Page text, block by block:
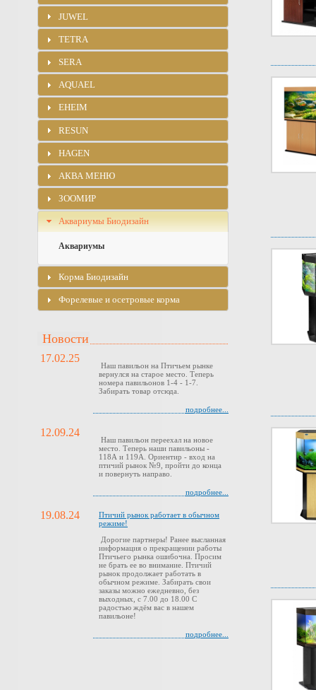
JUWEL
TETRA
SERA
AQUAEL
EHEIM
RESUN
HAGEN
АКВА МЕНЮ
ЗООМИР
Аквариумы Биодизайн
Аквариумы
Корма Биодизайн
Форелевые и осетровые корма
Новости
17.02.25
Наш павильон на Птичьем рынке
вернулся на старое место. Теперь
номера павильонов 1-4 - 1-7.
Забирать товар отсюда.
подробнее...
12.09.24
Наш павильон переехал на новое
место. Теперь наши павильоны -
118А и 119А. Ориентир - вход на
птичий рынок №9, пройти до конца
и повернуть направо.
подробнее...
19.08.24
Птичий рынок работает в обычном
режиме!
Дорогие партнеры! Ранее высланная
информация о прекращении работы
Птичьего рынка ошибочна. Просим
не брать ее во внимание. Птичий
рынок продолжает работать в
обычном режиме. Забирать свои
заказы можно ежедневно, без
выходных, с 7.00 до 18.00 С
радостью ждём вас в нашем
павильоне!
подробнее...